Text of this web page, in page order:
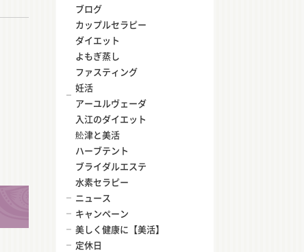
ブログ
カップルセラピー
ダイエット
よもぎ蒸し
ファスティング
妊活
アーユルヴェーダ
入江のダイエット
舩津と美活
ハーブテント
ブライダルエステ
水素セラピー
ニュース
キャンペーン
美しく健康に【美活】
定休日